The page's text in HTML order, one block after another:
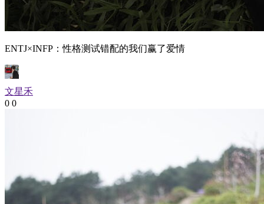
ENTJ×INFP：性格测试错配的我们赢了爱情
文星禾
0 0